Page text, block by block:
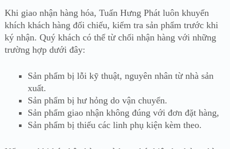
Khi giao nhận hàng hóa, Tuấn Hưng Phát luôn khuyến
khích khách hàng đối chiếu, kiểm tra sản phẩm trước khi
ký nhận. Quý khách có thể từ chối nhận hàng với những
trường hợp dưới đây:
Sản phẩm bị lỗi kỹ thuật, nguyên nhân từ nhà sản
xuất.
Sản phẩm bị hư hỏng do vận chuyển.
Sản phẩm giao nhận không đúng với đơn đặt hàng,
Sản phẩm bị thiếu các linh phụ kiện kèm theo.